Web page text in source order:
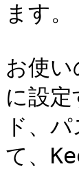
ます。
お使
に設
ド、
て、